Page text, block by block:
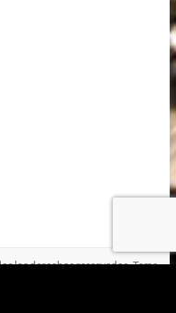
los derechos reservados. Tema